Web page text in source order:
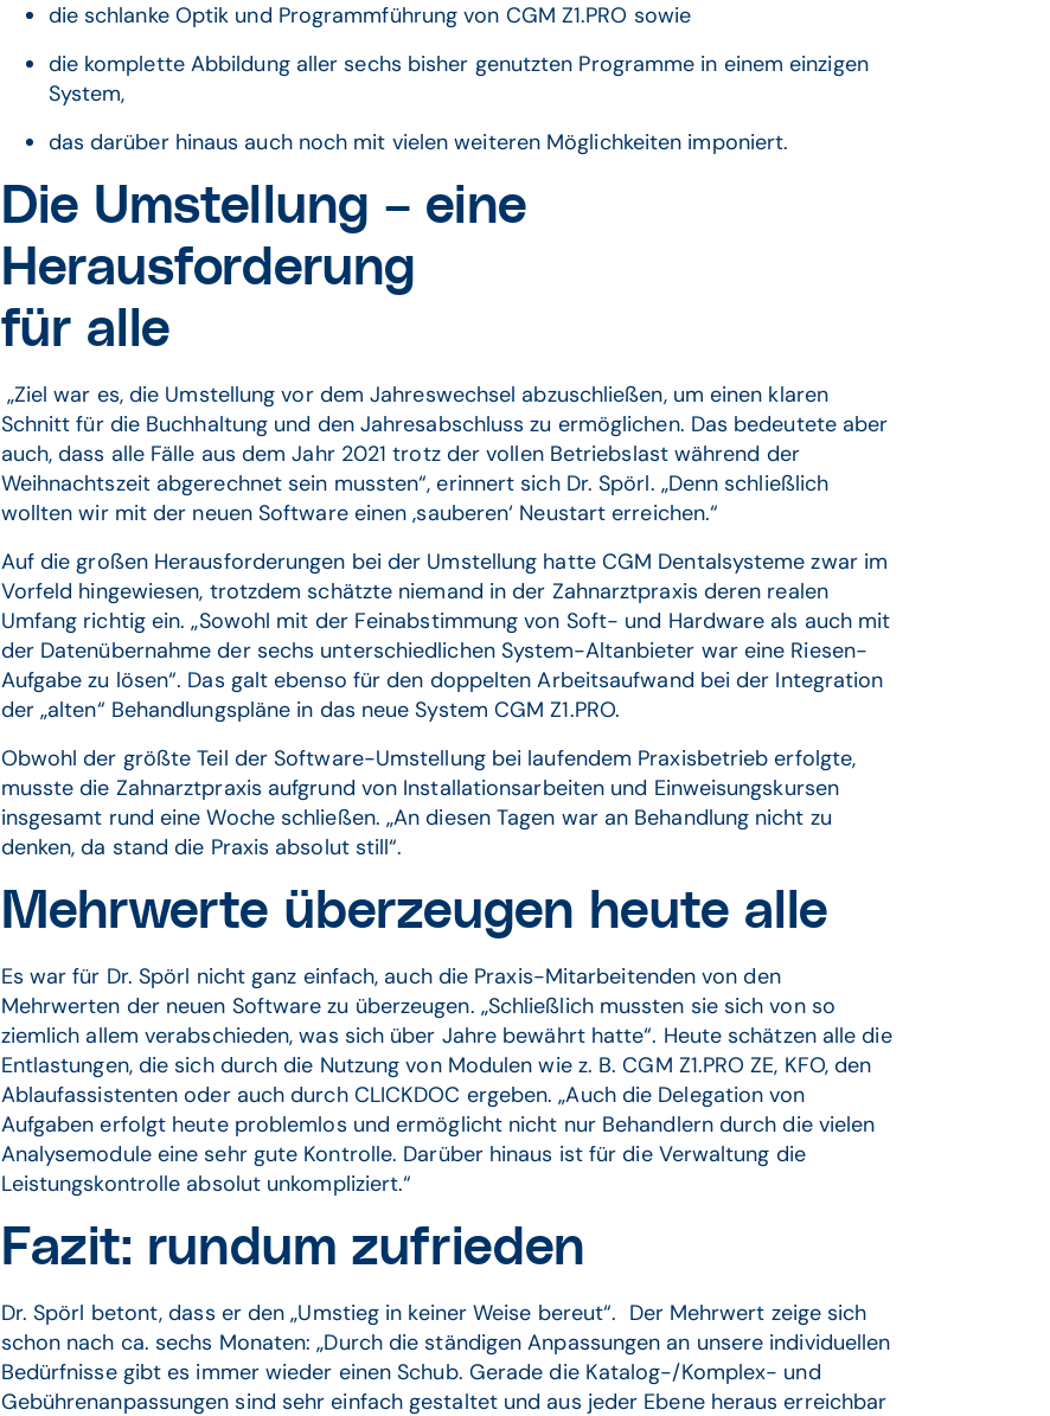
die schlanke Optik und Programmführung von CGM Z1.PRO sowie
die komplette Abbildung aller sechs bisher genutzten Programme in einem einzigen
System,
das darüber hinaus auch noch mit vielen weiteren Möglichkeiten imponiert.
Die Umstellung – eine
Herausforderung
für alle
„Ziel war es, die Umstellung vor dem Jahreswechsel abzuschließen, um einen klaren
Schnitt für die Buchhaltung und den Jahresabschluss zu ermöglichen. Das bedeutete aber
auch, dass alle Fälle aus dem Jahr 2021 trotz der vollen Betriebslast während der
Weihnachtszeit abgerechnet sein mussten“, erinnert sich Dr. Spörl. „Denn schließlich
wollten wir mit der neuen Software einen ‚sauberen‘ Neustart erreichen.“
Auf die großen Herausforderungen bei der Umstellung hatte CGM Dentalsysteme zwar im
Vorfeld hingewiesen, trotzdem schätzte niemand in der Zahnarztpraxis deren realen
Umfang richtig ein. „Sowohl mit der Feinabstimmung von Soft- und Hardware als auch mit
der Datenübernahme der sechs unterschiedlichen System-Altanbieter war eine Riesen-
Aufgabe zu lösen“. Das galt ebenso für den doppelten Arbeitsaufwand bei der Integration
der „alten“ Behandlungspläne in das neue System CGM Z1.PRO.
Obwohl der größte Teil der Software-Umstellung bei laufendem Praxisbetrieb erfolgte,
musste die Zahnarztpraxis aufgrund von Installationsarbeiten und Einweisungskursen
insgesamt rund eine Woche schließen. „An diesen Tagen war an Behandlung nicht zu
denken, da stand die Praxis absolut still“.
Mehrwerte überzeugen heute alle
Es war für Dr. Spörl nicht ganz einfach, auch die Praxis-Mitarbeitenden von den
Mehrwerten der neuen Software zu überzeugen. „Schließlich mussten sie sich von so
ziemlich allem verabschieden, was sich über Jahre bewährt hatte“. Heute schätzen alle die
Entlastungen, die sich durch die Nutzung von Modulen wie z. B. CGM Z1.PRO ZE, KFO, den
Ablaufassistenten oder auch durch CLICKDOC ergeben. „Auch die Delegation von
Aufgaben erfolgt heute problemlos und ermöglicht nicht nur Behandlern durch die vielen
Analysemodule eine sehr gute Kontrolle. Darüber hinaus ist für die Verwaltung die
Leistungskontrolle absolut unkompliziert.“
Fazit: rundum zufrieden
Dr. Spörl betont, dass er den „Umstieg in keiner Weise bereut“. Der Mehrwert zeige sich
schon nach ca. sechs Monaten: „Durch die ständigen Anpassungen an unsere individuellen
Bedürfnisse gibt es immer wieder einen Schub. Gerade die Katalog-/Komplex- und
Gebührenanpassungen sind sehr einfach gestaltet und aus jeder Ebene heraus erreichbar